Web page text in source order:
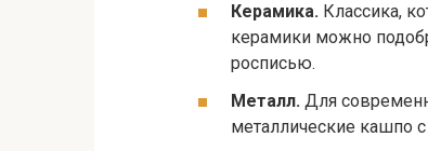
Керамика. Классика,
керамики можно
росписью.
Металл. Для
металлические кашпо